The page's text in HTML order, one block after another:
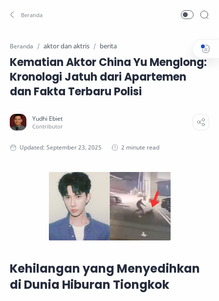
Beranda aktor dan aktris berita
Kematian Aktor China Yu Menglong:
Kronologi Jatuh dari Apartemen
dan Fakta Terbaru Polisi
2 minute read
Kehilangan yang Menyedihkan
di Dunia Hiburan Tiongkok